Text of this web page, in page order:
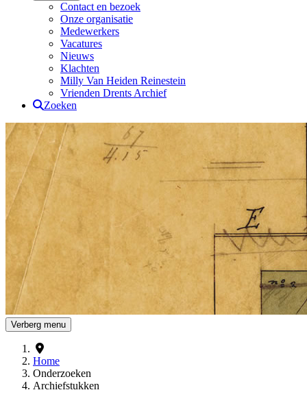
Contact en bezoek
Onze organisatie
Medewerkers
Vacatures
Nieuws
Klachten
Milly Van Heiden Reinestein
Vrienden Drents Archief
Zoeken
Drents Archief
Verberg menu
Home
Onderzoeken
Archiefstukken